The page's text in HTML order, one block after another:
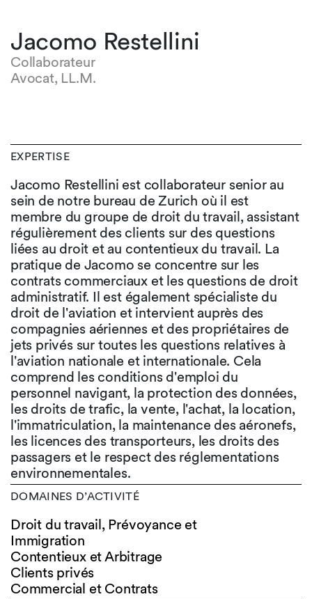
Jacomo Restellini
Collaborateur
Avocat, LL.M.
EXPERTISE
Jacomo Restellini est collaborateur senior au
sein de notre bureau de Zurich où il est
membre du groupe de droit du travail, assistant
régulièrement des clients sur des questions
liées au droit et au contentieux du travail. La
pratique de Jacomo se concentre sur les
contrats commerciaux et les questions de droit
administratif. Il est également spécialiste du
droit de l'aviation et intervient auprès des
compagnies aériennes et des propriétaires de
jets privés sur toutes les questions relatives à
l'aviation nationale et internationale. Cela
comprend les conditions d'emploi du
personnel navigant, la protection des données,
les droits de trafic, la vente, l'achat, la location,
l'immatriculation, la maintenance des aéronefs,
les licences des transporteurs, les droits des
passagers et le respect des réglementations
environnementales.
DOMAINES D’ACTIVITÉ
Droit du travail, Prévoyance et
Immigration
Contentieux et Arbitrage
Clients privés
Commercial et Contrats